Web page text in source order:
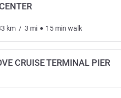
km / 3 mi 15 min walk
CRUISE TERMINAL PIER